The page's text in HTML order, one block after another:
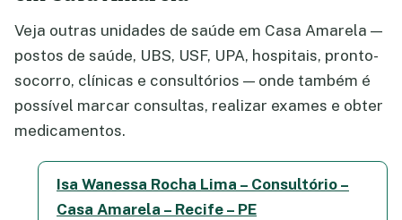
Veja outras unidades de saúde em Casa Amarela —
postos de saúde, UBS, USF, UPA, hospitais, pronto-
socorro, clínicas e consultórios — onde também é
possível marcar consultas, realizar exames e obter
medicamentos.
Isa Wanessa Rocha Lima – Consultório –
Casa Amarela – Recife – PE